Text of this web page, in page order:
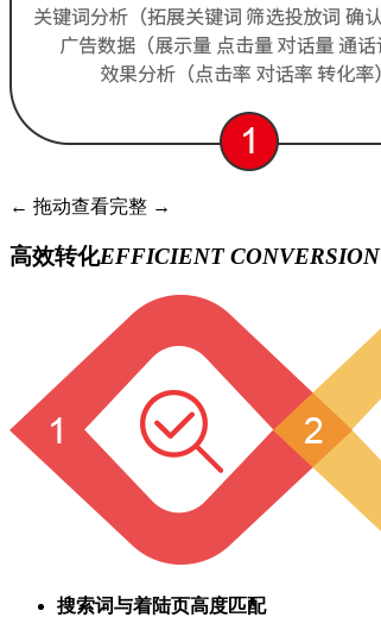
← 拖动查看完整 →
高效转化EFFICIENT CONVERSION
搜索词与着陆页高度匹配